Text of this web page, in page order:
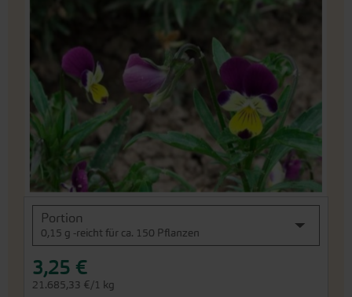
Portion
0,15 g -reicht für ca. 150 Pflanzen
3,25 €
21.685,33 €/1 kg
springen
An
Beginn
der
Bildergalerie
springen